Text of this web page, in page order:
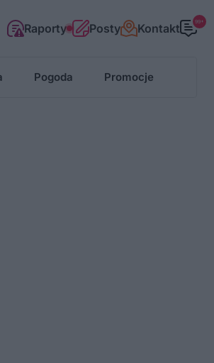
Raporty Posty Kontakt 99+
Pogoda Promocje